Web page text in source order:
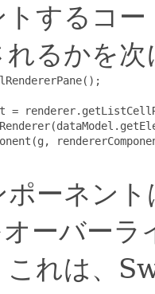
トするコ
るかを
=
ポーネン
ーバーラ
これは、